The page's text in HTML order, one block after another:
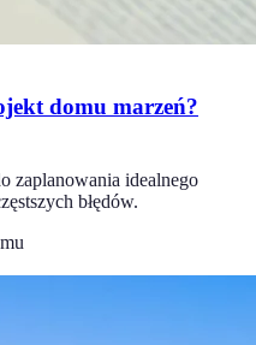
domu marzeń?
zaplanowania idealnego
błędów.